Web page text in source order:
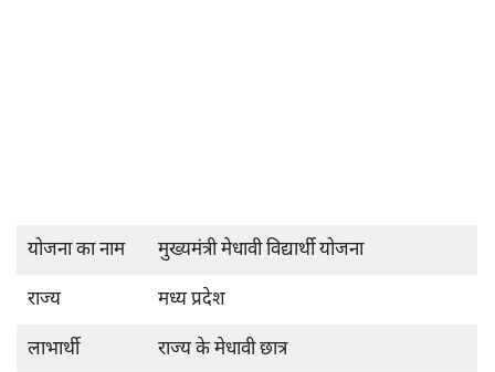
योजना का नाम मुख्यमंत्री मेधावी विद्यार्थी योजना
राज्य मध्य प्रदेश
लाभार्थी राज्य के मेधावी छात्र